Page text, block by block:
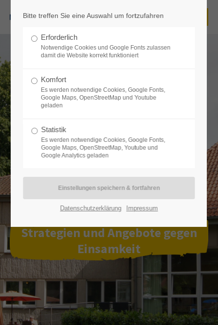
Benutzername
Passwort
Anmelden
Register|Lost your password?
Support
24h/ 365days
We offer support for our customers
Mon - Fri 8:00am - 5:00pm(GMT +1)
Strategien und Angebote gegen
Einsamkeit
Bitte treffen Sie eine Auswahl um fortzufahren
Erforderlich
Notwendige Cookies und Google Fonts zulassen
damit die Website korrekt funktioniert
Komfort
Es werden notwendige Cookies, Google Fonts,
Google Maps, OpenStreetMap und Youtube
geladen
Statistik
Es werden notwendige Cookies, Google Fonts,
Google Maps, OpenStreetMap, Youtube und
Google Analytics geladen
Datenschutzerklärung Impressum